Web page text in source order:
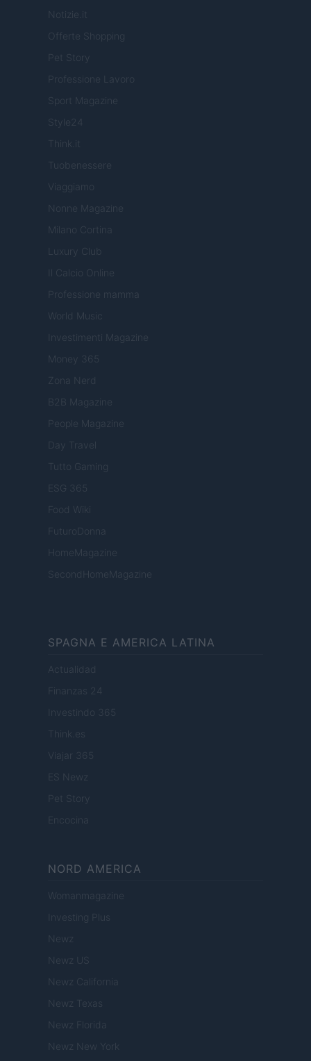
Notizie.it
Offerte Shopping
Pet Story
Professione Lavoro
Sport Magazine
Style24
Think.it
Tuobenessere
Viaggiamo
Nonne Magazine
Milano Cortina
Luxury Club
Il Calcio Online
Professione mamma
World Music
Investimenti Magazine
Money 365
Zona Nerd
B2B Magazine
People Magazine
Day Travel
Tutto Gaming
ESG 365
Food Wiki
FuturoDonna
HomeMagazine
SecondHomeMagazine
SPAGNA E AMERICA LATINA
Actualidad
Finanzas 24
Investindo 365
Think.es
Viajar 365
ES Newz
Pet Story
Encocina
NORD AMERICA
Womanmagazine
Investing Plus
Newz
Newz US
Newz California
Newz Texas
Newz Florida
Newz New York